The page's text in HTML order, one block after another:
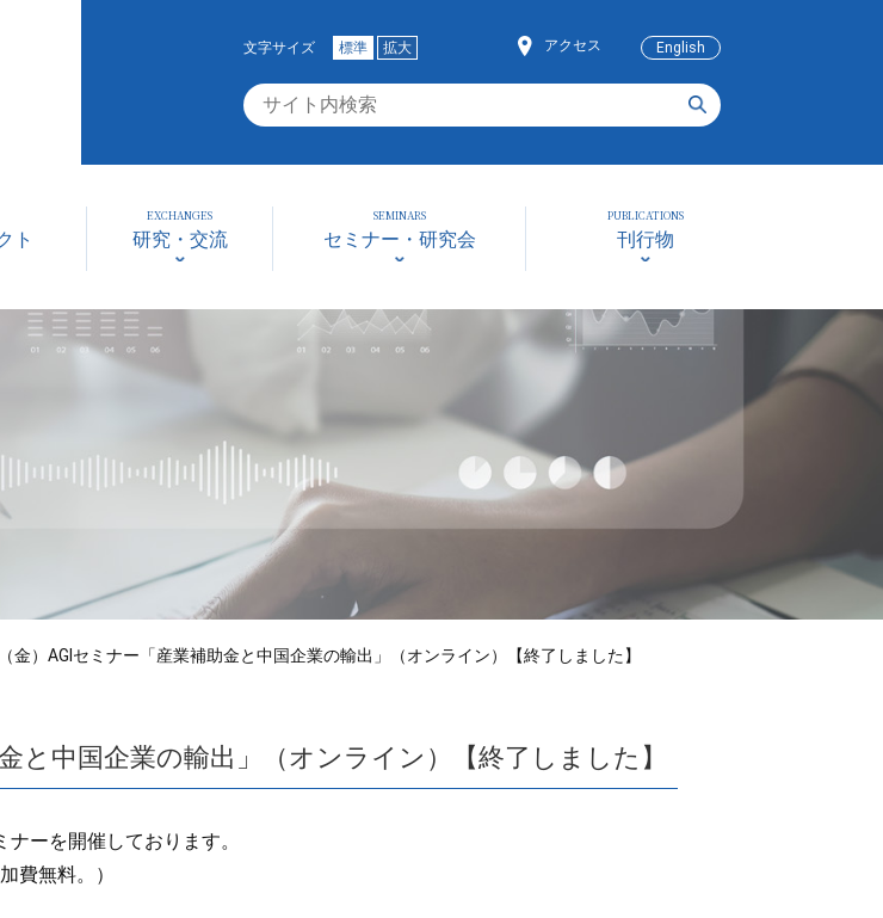
文字サイズ 標準 拡大 アクセス English
ト
EXCHANGES
研究・交流
SEMINARS
セミナー・研究会
PUBLICATIONS
刊行物
金）AGIセミナー「産業補助金と中国企業の輸出」（オンライン）【終了しました】
と中国企業の輸出」（オンライン）【終了しました】
ーを開催しております。
費無料。）